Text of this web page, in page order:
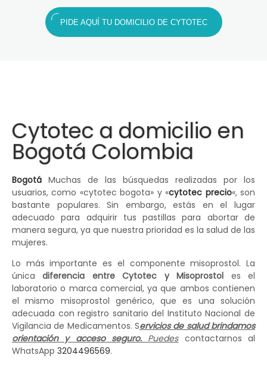
PIDE AQUÍ TU DOMICILIO DE CYTOTEC
Cytotec a domicilio en
Bogotá Colombia
Bogotá Muchas de las búsquedas realizadas por los
usuarios, como «cytotec bogota» y «cytotec precio«, son
bastante populares. Sin embargo, estás en el lugar
adecuado para adquirir tus pastillas para abortar de
manera segura, ya que nuestra prioridad es la salud de las
mujeres.
Lo más importante es el componente misoprostol. La
únicadiferencia entre Cytotec y Misoprostol es el
laboratorio o marca comercial, ya que ambos contienen
el mismo misoprostol genérico, que es una solución
adecuada con registro sanitario del Instituto Nacional de
Vigilancia de Medicamentos. Servicios de salud brindamos
orientación y acceso seguro. Puedescontactarnos al
WhatsApp 3204496569.